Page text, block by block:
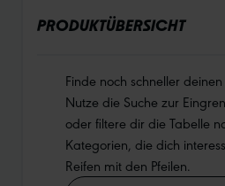
PRODUKTÜBERSICHT
Finde noch schneller
Nutze die Suche zur
oder filtere dir die Tabelle
Kategorien, die dich
Reifen mit den Pfeilen.